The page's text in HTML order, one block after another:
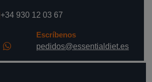
+34 930 12 03 67
Escríbenos
pedidos@essentialdiet.es